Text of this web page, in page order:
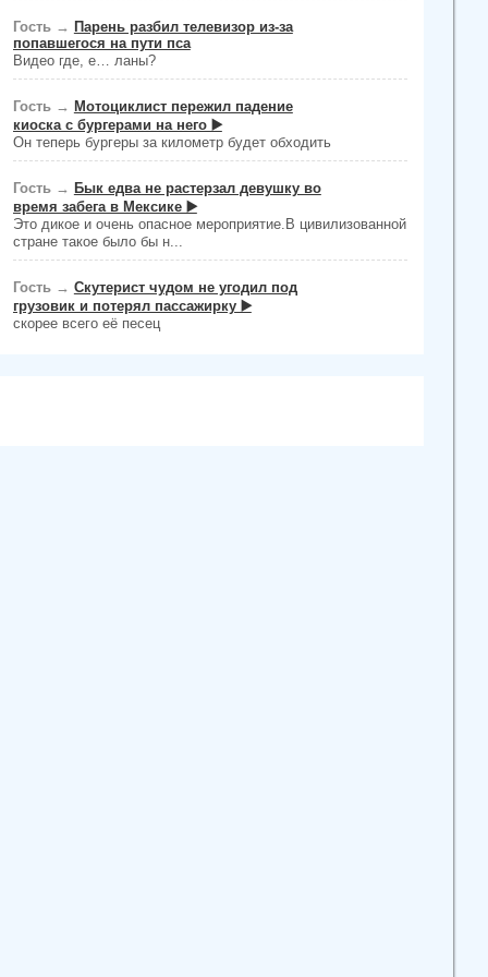
Гость → Парень разбил телевизор из-за
попавшегося на пути пса
Видео где, е… ланы?
Гость → Мотоциклист пережил падение
киоска с бургерами на него ▶️
Он теперь бургеры за километр будет обходить
Гость → Бык едва не растерзал девушку во
время забега в Мексике ▶️
Это дикое и очень опасное мероприятие.В цивилизованной
стране такое было бы н...
Гость → Скутерист чудом не угодил под
грузовик и потерял пассажирку ▶️
скорее всего её песец